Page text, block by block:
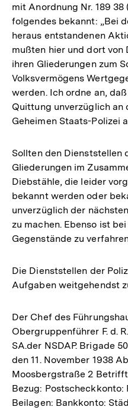
mit Anordnung Nr. 189
folgendes bekannt: „Bei
heraus entstandenen
mußten hier und dort von
ihren Gliederungen zum
Volksvermögens
werden. Ich ordne an,
Quittung unverzüglich
Geheimen Staats-Polizei
Sollten den Dienststellen
Gliederungen im
Diebstähle, die leider
bekannt werden oder
unverzüglich der
zu machen. Ebenso ist
Gegenstände zu
Die Dienststellen der
Aufgaben weitgehendst
Der Chef des
Obergruppenführer F. d.
SA.der NSDAP. Brigade
den 11. November 1938
Moosbergstraße 2
Bezug: Postscheckkonto:
Beilagen: Bankkonto: